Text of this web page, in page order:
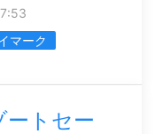
マーク
ートセー